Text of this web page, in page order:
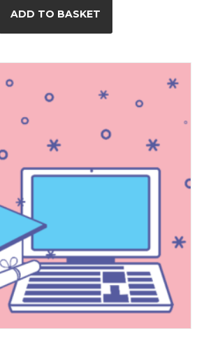
ADD TO BASKET